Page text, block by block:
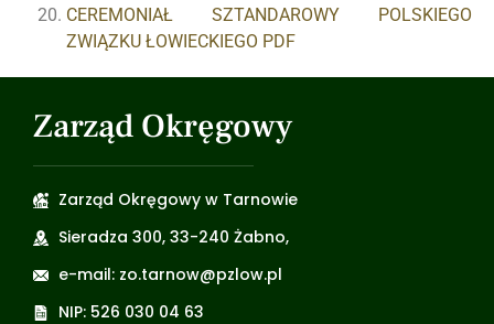
CEREMONIAŁ SZTANDAROWY POLSKIEGO
ZWIĄZKU ŁOWIECKIEGO PDF
Zarząd Okręgowy
Zarząd Okręgowy w Tarnowie
Sieradza 300, 33-240 Żabno,
e-mail: zo.tarnow@pzlow.pl
NIP: 526 030 04 63